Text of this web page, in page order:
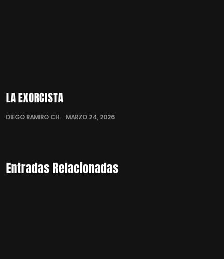
LA EXORCISTA
DIEGO RAMIRO CH. MARZO 24, 2026
Entradas Relacionadas